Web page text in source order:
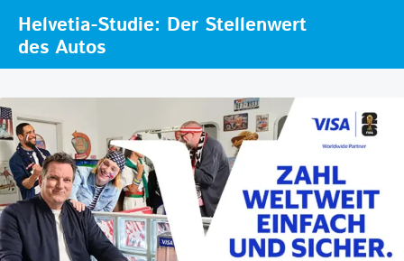
Helvetia-Studie: Der Stellenwert
des Autos